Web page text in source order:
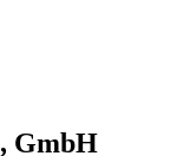
GmbH